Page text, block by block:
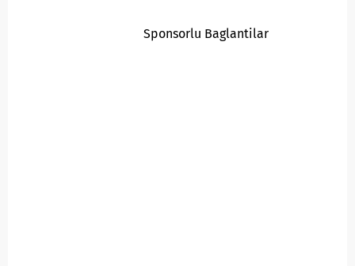
Sponsorlu Baglantilar